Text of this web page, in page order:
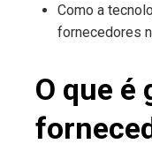
Como a
fornecedores
O que é